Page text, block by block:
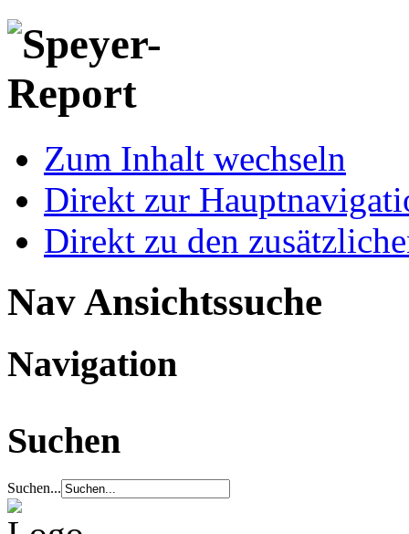
Zum Inhalt wechseln
Direkt zur
Direkt zu den
Nav Ansichtssuche
Navigation
Suchen
Suchen...